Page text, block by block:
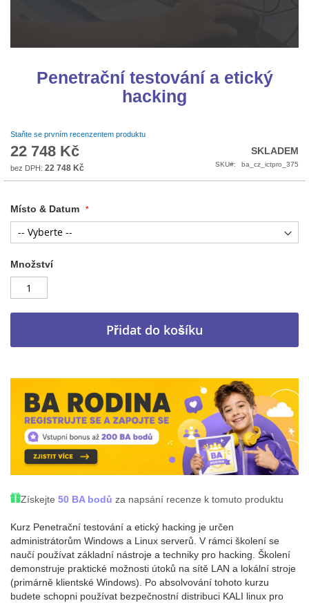
Penetrační testování a etický
hacking
Staňte se prvním recenzentem produktu
22 748 Kč
22 748 Kč
SKLADEM
SKU ba_cz_ictpro_375
Místo & Datum
Množství
Přidat do košíku
Získejte 50 BA bodů za napsání recenze k tomuto produktu
Kurz Penetrační testování a etický hacking je určen
administrátorům Windows a Linux serverů. V rámci školení se
naučí používat základní nástroje a techniky pro hacking. Školení
demonstruje praktické možnosti útoků na sítě LAN a lokální stroje
(primárně klientské Windows). Po absolvování tohoto kurzu
budete schopni používat bezpečnostní distribuci KALI linux pro
začátek